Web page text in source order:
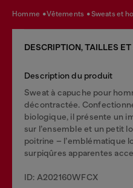
homme vêtements sweats et
DESCRIPTION, TAILLES
Description du produit
Sweat à capuche pour
décontractée.
biologique, il présente un
sur l’ensemble et un petit
poitrine – l’emblématique
surpiqûres apparentes
ID: A202160WFCX